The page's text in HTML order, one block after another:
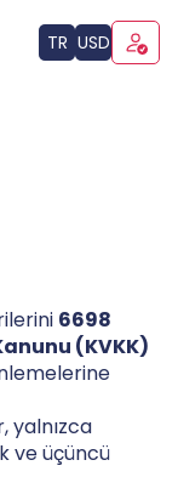
TR USD
6698
(KVKK)
yalnızca
ve üçüncü